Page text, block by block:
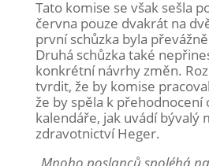
Tato komise se však sešla
června pouze dvakrát na
první schůzka byla
Druhá schůzka také
konkrétní návrhy změn.
tvrdit, že by komise
že by spěla k přehodnocení
kalendáře, jak uvádí bývalý
zdravotnictví Heger.